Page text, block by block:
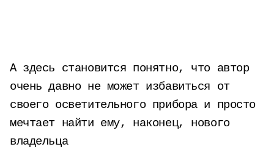
А здесь становится понятно, что автор
очень давно не может избавиться от
своего осветительного прибора и просто
мечтает найти ему, наконец, нового
владельца